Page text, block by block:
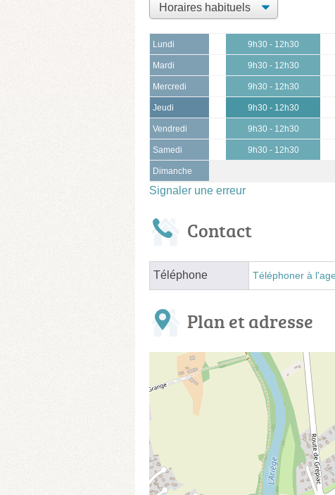
Lundi 9h30 - 12h30
Mardi 9h30 - 12h30
Mercredi 9h30 - 12h30
Jeudi 9h30 - 12h30
Vendredi 9h30 - 12h30
Samedi 9h30 - 12h30
Dimanche
Signaler une erreur
Contact
Téléphone Téléphoner à
Plan et adresse